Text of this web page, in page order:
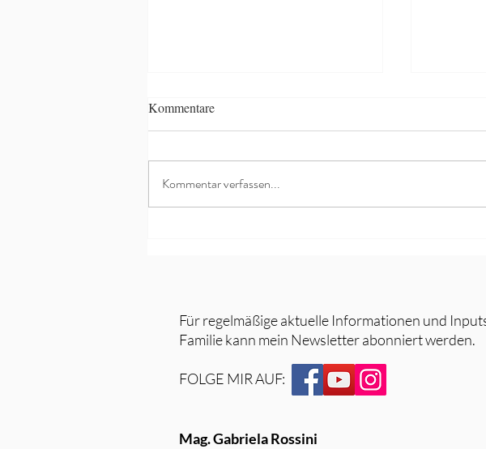
Kommentare
Kommentar verfassen...
Für regelmäßige aktuelle Informationen und
Familie kann mein Newsletter abonniert werden.
FOLGE MIR AUF:
Mag. Gabriela Rossini